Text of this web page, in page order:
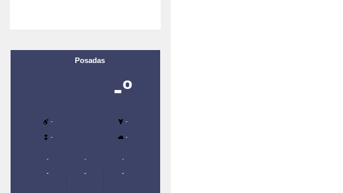
Posadas
-º
- -
- -
-
-
-
-
-
-